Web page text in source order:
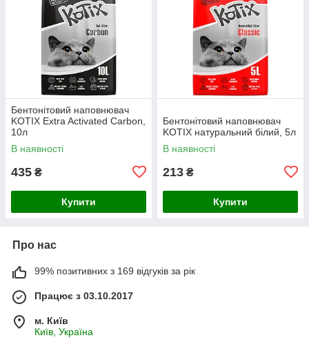
Бентонітовий наповнювач
KOTIX Extra Activated Carbon,
10л
В наявності
435 ₴
Купити
Бентонітовий наповнювач
KOTIX натуральний білий, 5л
В наявності
213 ₴
Купити
Про нас
99% позитивних з 169 відгуків за рік
Працює з 03.10.2017
м. Київ
Київ, Україна